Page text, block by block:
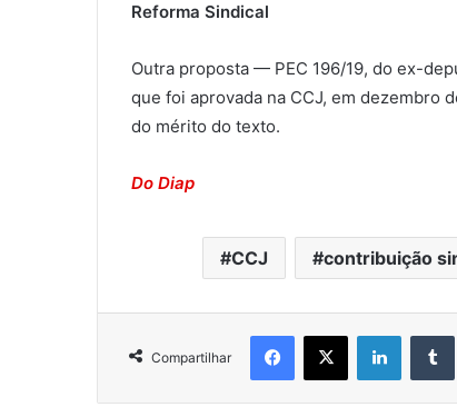
Reforma Sindical
Outra proposta — PEC 196/19, do ex-
que foi aprovada na CCJ, em dezembro
do mérito do texto.
Do Diap
CCJ contribuição
Compartilhar